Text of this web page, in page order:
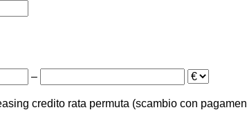
–
credito rata permuta (scambio con